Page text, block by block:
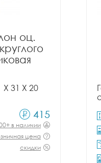
оц.
31 X 20
415
в наличии
цена
скидки